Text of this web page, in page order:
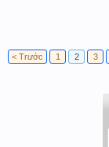
< Trước
1 2 3